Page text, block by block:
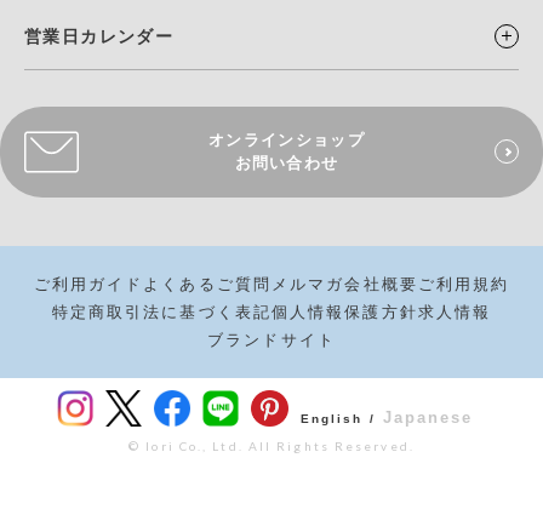
営業日カレンダー
オンラインショップ
お問い合わせ
ご利用ガイド よくあるご質問 メルマガ会社概要 ご利用規約
特定商取引法に基づく表記個人情報保護方針求人情報
ブランドサイト
English / Japanese
© Iori Co., Ltd. All Rights Reserved.